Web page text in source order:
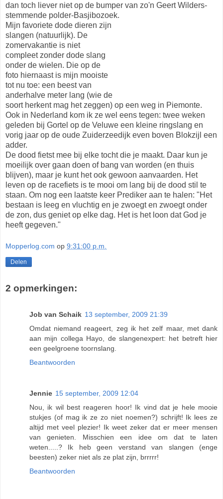
dan toch liever niet op de bumper van zo'n Geert Wilders-
stemmende polder-Basjibozoek.
Mijn favoriete dode dieren zijn
slangen (natuurlijk). De
zomervakantie is niet
compleet zonder dode slang
onder de wielen. Die op de
foto hiernaast is mijn mooiste
tot nu toe: een beest van
anderhalve meter lang (wie de
soort herkent mag het zeggen) op een weg in Piemonte.
Ook in Nederland kom ik ze wel eens tegen: twee weken
geleden bij Gortel op de Veluwe een kleine ringslang en
vorig jaar op de oude Zuiderzeedijk even boven Blokzijl een
adder.
De dood fietst mee bij elke tocht die je maakt. Daar kun je
moeilijk over gaan doen of bang van worden (en thuis
blijven), maar je kunt het ook gewoon aanvaarden. Het
leven op de racefiets is te mooi om lang bij de dood stil te
staan. Om nog een laatste keer Prediker aan te halen: "Het
bestaan is leeg en vluchtig en je zwoegt en zwoegt onder
de zon, dus geniet op elke dag. Het is het loon dat God je
heeft gegeven."
Mopperlog.com op 9:31:00 p.m.
Delen
2 opmerkingen:
Job van Schaik 13 september, 2009 21:39
Omdat niemand reageert, zeg ik het zelf maar, met dank
aan mijn collega Hayo, de slangenexpert: het betreft hier
een geelgroene toornslang.
Beantwoorden
Jennie 15 september, 2009 12:04
Nou, ik wil best reageren hoor! Ik vind dat je hele mooie
stukjes (of mag ik ze zo niet noemen?) schrijft! Ik lees ze
altijd met veel plezier! Ik weet zeker dat er meer mensen
van genieten. Misschien een idee om dat te laten
weten.....? Ik heb geen verstand van slangen (enge
beesten) zeker niet als ze plat zijn, brrrrr!
Beantwoorden